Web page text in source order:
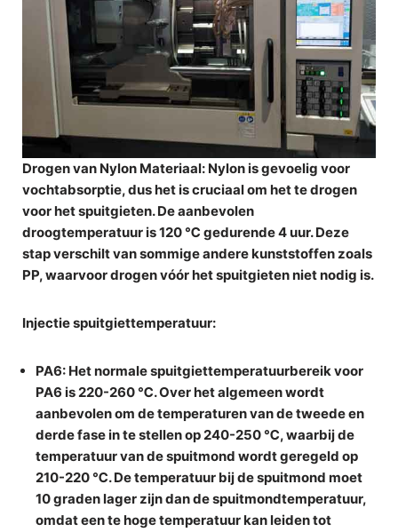
Drogen van Nylon Materiaal: Nylon is gevoelig voor
vochtabsorptie, dus het is cruciaal om het te drogen
voor het spuitgieten. De aanbevolen
droogtemperatuur is 120 ℃ gedurende 4 uur. Deze
stap verschilt van sommige andere kunststoffen zoals
PP, waarvoor drogen vóór het spuitgieten niet nodig is.
Injectie spuitgiettemperatuur:
PA6: Het normale spuitgiettemperatuurbereik voor
PA6 is 220-260 ℃. Over het algemeen wordt
aanbevolen om de temperaturen van de tweede en
derde fase in te stellen op 240-250 ℃, waarbij de
temperatuur van de spuitmond wordt geregeld op
210-220 ℃. De temperatuur bij de spuitmond moet
10 graden lager zijn dan de spuitmondtemperatuur,
omdat een te hoge temperatuur kan leiden tot